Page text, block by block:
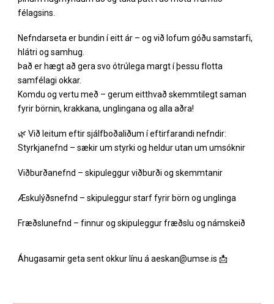
félagsins.
Nefndarseta er bundin í eitt ár – og við lofum góðu samstarfi,
hlátri og samhug.
Það er hægt að gera svo ótrúlega margt í þessu flotta
samfélagi okkar.
Komdu og vertu með – gerum eitthvað skemmtilegt saman
fyrir börnin, krakkana, unglingana og alla aðra!
🌿 Við leitum eftir sjálfboðaliðum í eftirfarandi nefndir:
Styrkjanefnd – sækir um styrki og heldur utan um umsóknir
Viðburðanefnd – skipuleggur viðburði og skemmtanir
Æskulýðsnefnd – skipuleggur starf fyrir börn og unglinga
Fræðslunefnd – finnur og skipuleggur fræðslu og námskeið
Áhugasamir geta sent okkur línu á aeskan@umse.is 📩